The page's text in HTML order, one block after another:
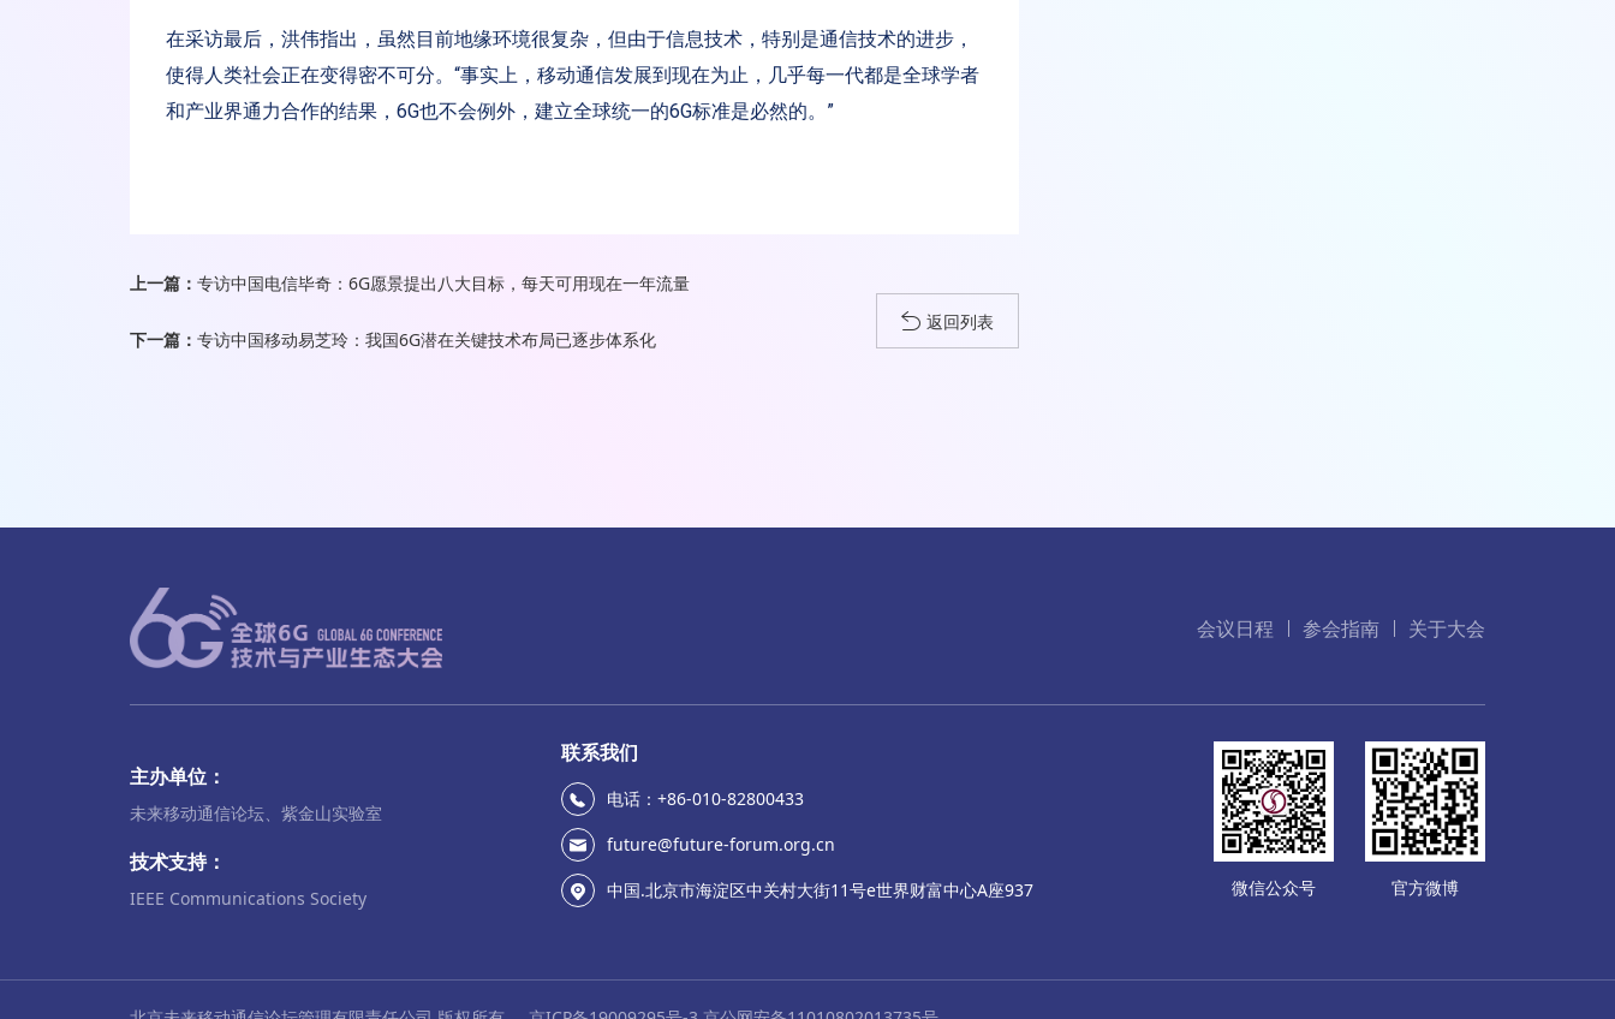
在采访最后，洪伟指出，虽然目前地缘环境很复杂，但由于信息技术，特别是通信技术的进步，
使得人类社会正在变得密不可分。“事实上，移动通信发展到现在为止，几乎每一代都是全球学者
和产业界通力合作的结果，6G也不会例外，建立全球统一的6G标准是必然的。”
上一篇： 专访中国电信毕奇：6G愿景提出八大目标，每天可用现在一年流量
下一篇： 专访中国移动易芝玲：我国6G潜在关键技术布局已逐步体系化
返回列表
会议日程 参会指南 关于大会
主办单位：
未来移动通信论坛、紫金山实验室
技术支持：
IEEE Communications Society
联系我们
电话：+86-010-82800433
future@future-forum.org.cn
中国.北京市海淀区中关村大街11号e世界财富中心A座937
微信公众号 官方微博